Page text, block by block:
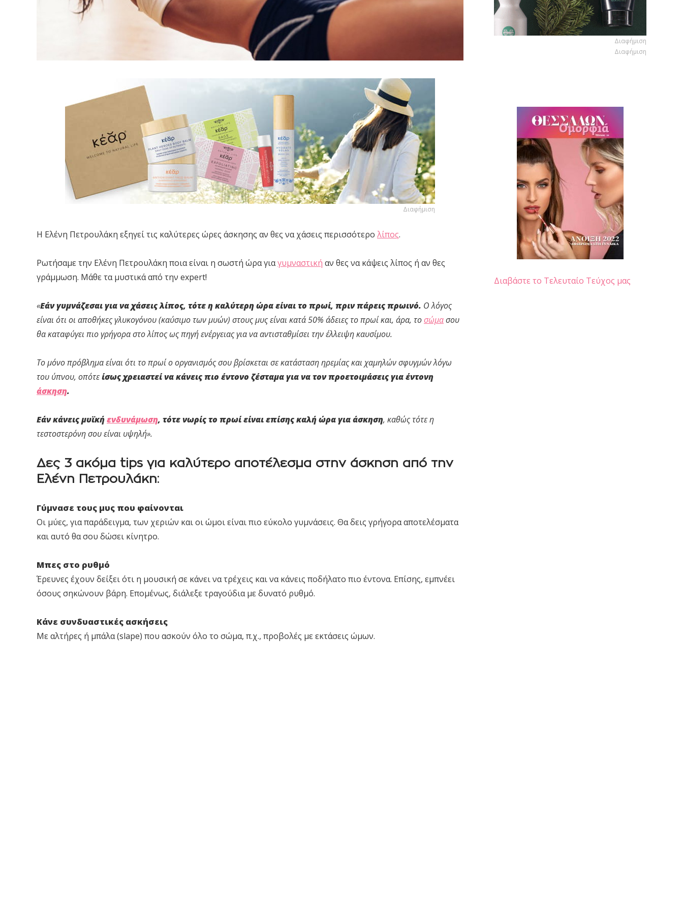
Διαφήμιση
Η Ελένη Πετρουλάκη εξηγεί τις καλύτερες ώρες άσκησης αν θες να χάσεις περισσότερο λίπος.
Ρωτήσαμε την Ελένη Πετρουλάκη ποια είναι η σωστή ώρα γιαγυμναστική αν θες να κάψεις λίπος ή αν θες
γράμμωση. Μάθε τα μυστικά από την expert!
«Εάν γυμνάζεσαι για να χάσεις λίπος, τότε η καλύτερη ώρα είναι το πρωί, πριν πάρεις πρωινό. Ο λόγος
είναι ότι οι αποθήκες γλυκογόνου (καύσιμο των μυών) στους μυς είναι κατά 50% άδειες το πρωί και, άρα, τοσώμασου
θα καταφύγει πιο γρήγορα στο λίπος ως πηγή ενέργειας για να αντισταθμίσει την έλλειψη καυσίμου.
Το μόνο πρόβλημα είναι ότι το πρωί ο οργανισμός σου βρίσκεται σε κατάσταση ηρεμίας και χαμηλών σφυγμών λόγω
του ύπνου, οπότείσως χρειαστεί να κάνεις πιο έντονο ζέσταμα για να τον προετοιμάσεις για έντονη
άσκηση.
Εάν κάνεις μυϊκήενδυνάμωση, τότε νωρίς το πρωί είναι επίσης καλή ώρα για άσκηση, καθώς τότε η
τεστοστερόνη σου είναι υψηλή».
Δες 3 ακόμα tips για καλύτερο αποτέλεσμα στην άσκηση από την
Ελένη Πετρουλάκη:
Γύμνασε τους μυς που φαίνονται
Οι μύες, για παράδειγμα, των χεριών και οι ώμοι είναι πιο εύκολο γυμνάσεις. Θα δεις γρήγορα αποτελέσματα
και αυτό θα σου δώσει κίνητρο.
Μπες στο ρυθμό
Έρευνες έχουν δείξει ότι η μουσική σε κάνει να τρέχεις και να κάνεις ποδήλατο πιο έντονα. Επίσης, εμπνέει
όσους σηκώνουν βάρη. Επομένως, διάλεξε τραγούδια με δυνατό ρυθμό.
Κάνε συνδυαστικές ασκήσεις
Με αλτήρες ή μπάλα (slape) που ασκούν όλο το σώμα, π.χ., προβολές με εκτάσεις ώμων.
Διαφήμιση
Διαφήμιση
Διαβάστε το Τελευταίο Τεύχος μας